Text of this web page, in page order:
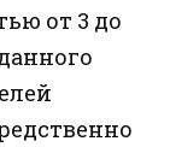
от 3 до